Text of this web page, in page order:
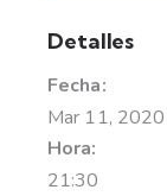
Detalles
Fecha:
Mar 11, 2020
Hora:
21:30